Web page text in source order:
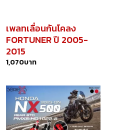
เพลทเลื่อนกันโคลง
FORTUNER ปี 2005-
2015
1,070บาท